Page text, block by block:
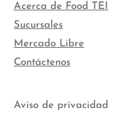
Acerca de Food TEI
Sucursales
Mercado Libre
Contáctenos
Aviso de privacidad